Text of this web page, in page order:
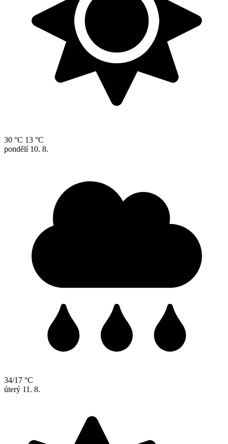
30 °C 13 °C
pondělí 10. 8.
34/17 °C
úterý 11. 8.